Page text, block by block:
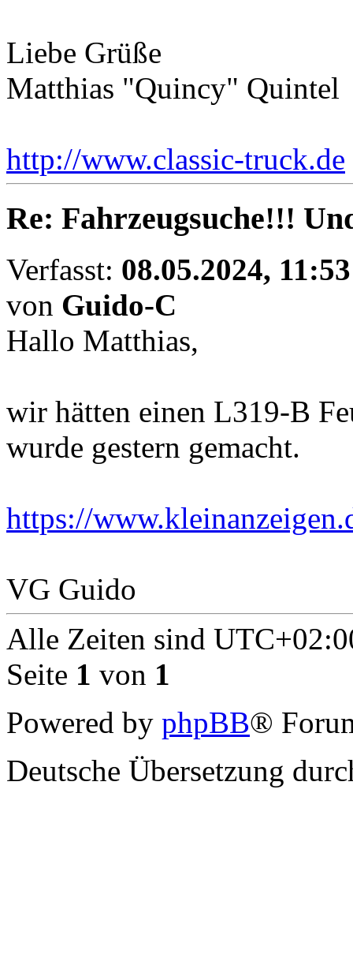
Liebe Grüße
Matthias "Quincy" Quintel
http://www.classic-truck.de
Re: Fahrzeugsuche!!!
Verfasst: 08.05.2024, 11:53
von Guido-C
Hallo Matthias,
wir hätten einen L319-B
wurde gestern gemacht.
https://
VG Guido
Alle Zeiten sind
Seite 1 von 1
Powered by phpBB®
Deutsche Übersetzung